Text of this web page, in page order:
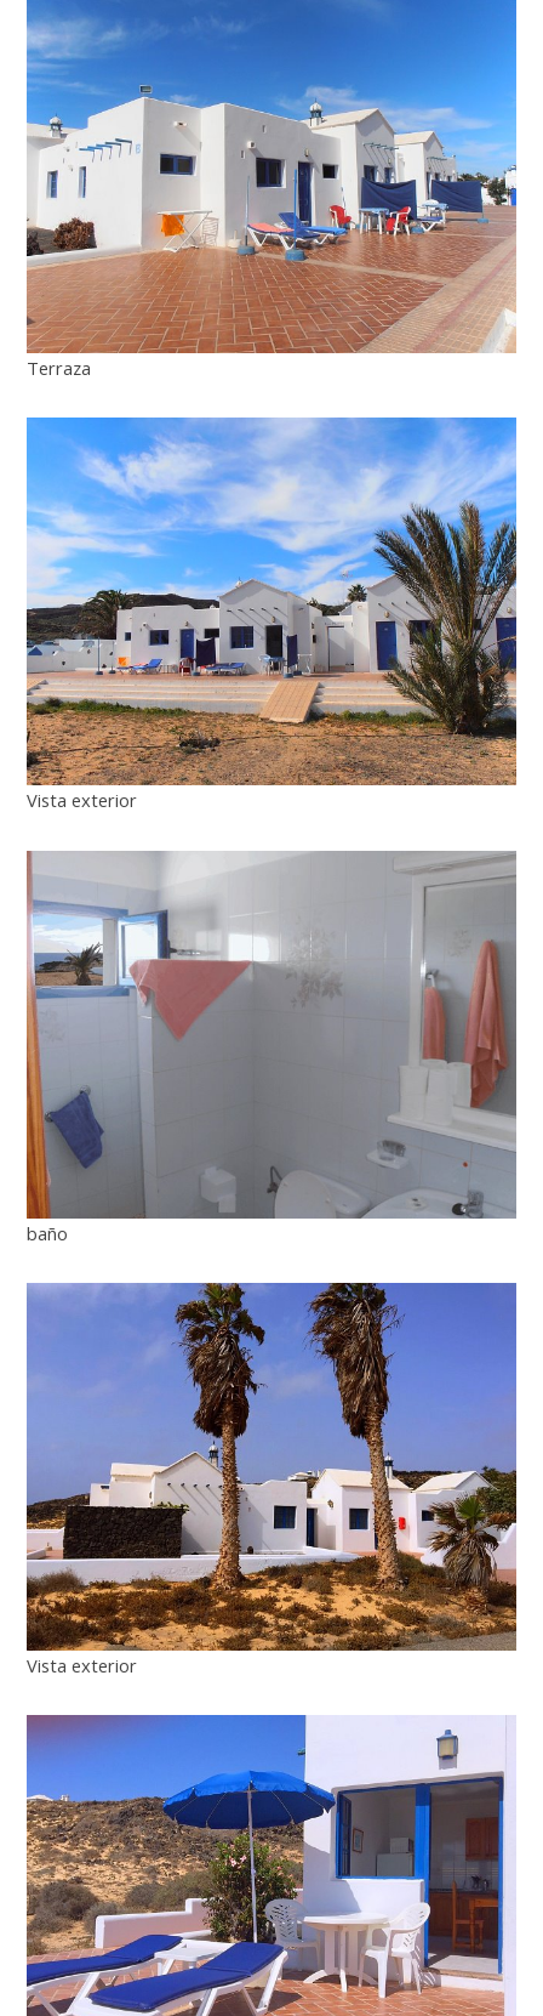
Terraza
Vista exterior
baño
Vista exterior